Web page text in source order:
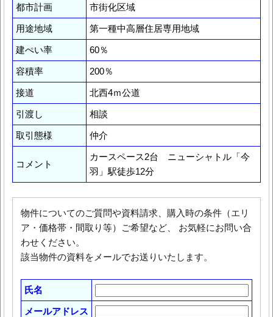
都市計画 市街化区域
用途地域 第一種中高層住居専用地域
建ぺい率 60％
容積率 200％
接道 北西4ｍ公道
引渡し 相談
取引態様 仲介
コメント
カースペース2台 ニューシャトル「今
羽」駅徒歩12分
物件についてのご質問や資料請求、購入時の条件（エリ
ア・価格帯・間取り等）ご希望など、 お気軽にお問い合
わせください。
該当物件の資料をメールでお送りいたします。
氏名
メールアドレス